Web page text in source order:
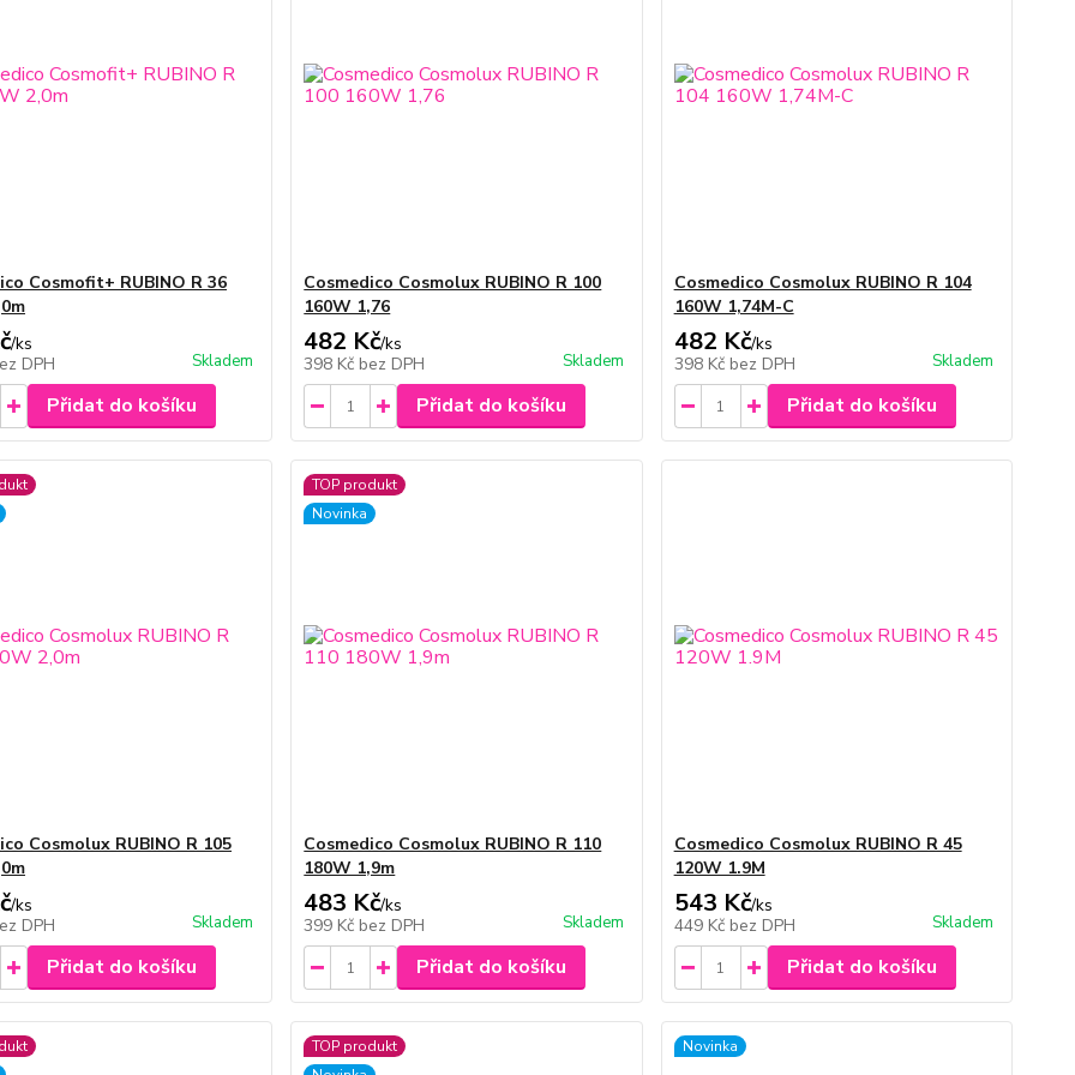
Cosmofit+ RUBINO R 36
/ks
DPH
Skladem
Přidat do košíku
Cosmedico Cosmolux RUBINO R 100
160W 1,76
482 Kč/ks
398 Kč bez DPH Skladem
Přidat do košíku
Cosmedico Cosmolux RUBINO R 104
160W 1,74M-C
482 Kč/ks
398 Kč bez DPH Skladem
Přidat do košíku
Cosmolux RUBINO R 105
/ks
DPH
Skladem
Přidat do košíku
TOP produkt
Novinka
Cosmedico Cosmolux RUBINO R 110
180W 1,9m
483 Kč/ks
399 Kč bez DPH Skladem
Přidat do košíku
Cosmedico Cosmolux RUBINO R 45
120W 1.9M
543 Kč/ks
449 Kč bez DPH Skladem
Přidat do košíku
TOP produkt
Novinka